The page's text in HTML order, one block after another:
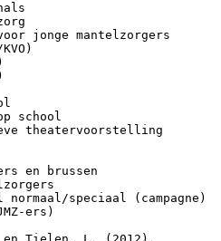
jonge mantelzorgers
school
theatervoorstelling
en brussen
speciaal (campagne)
ers)